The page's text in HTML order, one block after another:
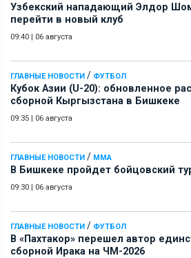
Узбекский нападающий Элдор
перейти в новый клуб
09:40 | 06 августа
ГЛАВНЫЕ НОВОСТИ / ФУТБОЛ
Кубок Азии (U-20): обновленное
сборной Кыргызстана в Бишкеке
09:35 | 06 августа
ГЛАВНЫЕ НОВОСТИ / ММА
В Бишкеке пройдет бойцовский
09:30 | 06 августа
ГЛАВНЫЕ НОВОСТИ / ФУТБОЛ
В «Пахтакор» перешел автор
сборной Ирака на ЧМ-2026